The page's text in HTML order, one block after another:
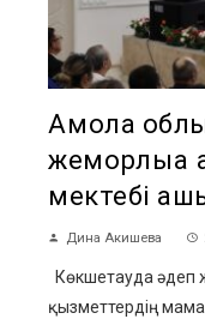
Ақмола
мектебі
Дина Акишева
Көкшетауда әдеп
қызметтердің